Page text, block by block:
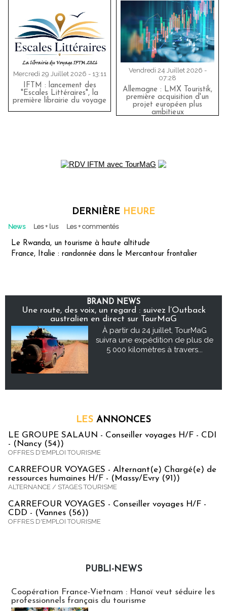
Mercredi 29 Juillet 2026 - 13:11
IFTM : lancement des
"Escales Littéraires", la
première librairie du voyage
Vendredi 24 Juillet 2026 -
07:28
Allemagne : LMX Touristik,
première acquisition d'un
projet européen plus
ambitieux
DERNIÈRE HEURE
News Les + lus Les + commentés
Le Rwanda, un tourisme à haute altitude
France, Italie : randonnée dans le Mercantour frontalier
BRAND NEWS
Une route, des voix, un regard : suivez l’Outback
australien en direct sur TourMaG
À partir du 24 juillet, TourMaG
suivra une expédition de plus de
5 000 kilomètres à travers...
LES ANNONCES
LE GROUPE SALAUN - Conseiller voyages H/F - CDI
- (Nancy (54))
OFFRES D'EMPLOI TOURISME
CARREFOUR VOYAGES - Alternant(e) Chargé(e) de
ressources humaines H/F - (Massy/Evry (91))
ALTERNANCE / STAGES TOURISME
CARREFOUR VOYAGES - Conseiller voyages H/F -
CDD - (Vannes (56))
OFFRES D'EMPLOI TOURISME
PUBLI-NEWS
Coopération France-Vietnam : Hanoï veut séduire les
professionnels français du tourisme